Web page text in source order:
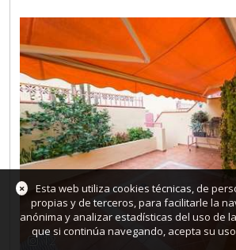
12
×
Esta web utiliza cookies técnicas, de
propias y de terceros, para facilitarle la
anónima y analizar estadísticas del uso de
que si continúa navegando, acepta su